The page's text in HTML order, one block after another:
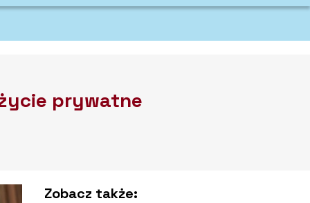
prywatne
Zobacz także: